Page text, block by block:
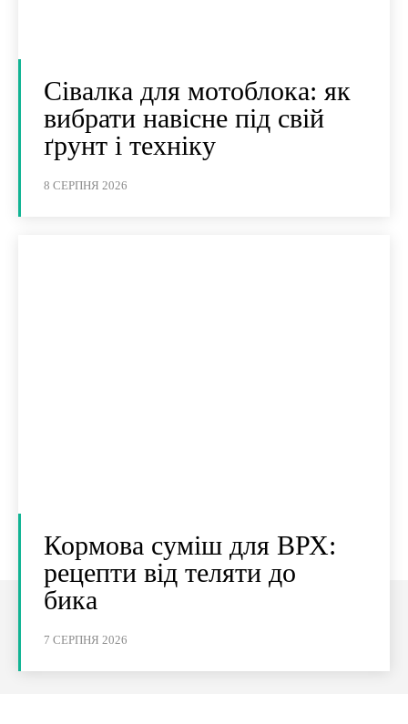
Сівалка для мотоблока: як
вибрати навісне під свій
ґрунт і техніку
8 СЕРПНЯ 2026
Кормова суміш для ВРХ:
рецепти від теляти до
бика
7 СЕРПНЯ 2026